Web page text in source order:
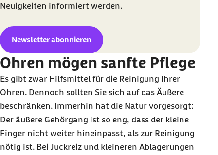
Neuigkeiten informiert werden.
Newsletter abonnieren
Ohren mögen sanfte Pflege
Es gibt zwar Hilfsmittel für die Reinigung Ihrer
Ohren. Dennoch sollten Sie sich auf das Äußere
beschränken. Immerhin hat die Natur vorgesorgt:
Der äußere Gehörgang ist so eng, dass der kleine
Finger nicht weiter hineinpasst, als zur Reinigung
nötig ist. Bei Juckreiz und kleineren Ablagerungen